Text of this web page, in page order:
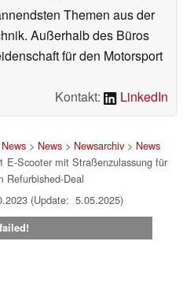
Themen aus der
Außerhalb des Büros
für den Motorsport
Kontakt:
LinkedIn
> News> Newsarchiv> News
E-Scooter mit Straßenzulassung für
Refurbished-Deal
(Update: 5.05.2025)